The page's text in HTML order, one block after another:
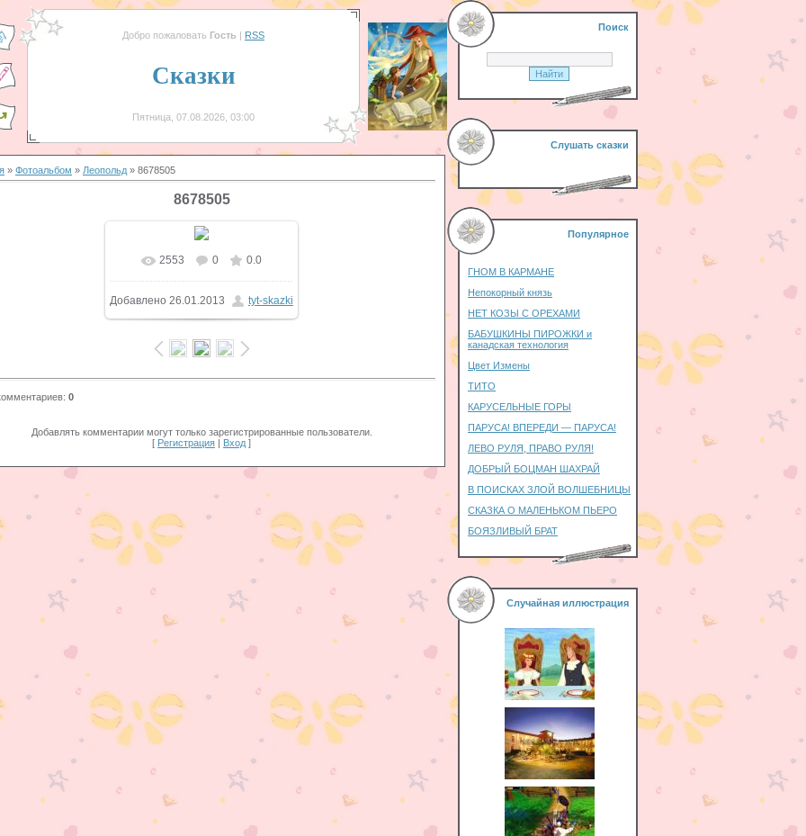
Добро пожаловать Гость | RSS
Сказки
Пятница, 07.08.2026, 03:00
» Фотоальбом » Леопольд » 8678505
8678505
В реальном размере
720x576/ 64.8Kb
2553 0 0.0
Добавлено 26.01.2013 tyt-skazki
: 0
Добавлять комментарии могут только зарегистрированные пользователи.
[ Регистрация | Вход ]
Поиск
Слушать сказки
Популярное
ГНОМ В КАРМАНЕ
Непокорный князь
НЕТ КОЗЫ С ОРЕХАМИ
БАБУШКИНЫ ПИРОЖКИ и
канадская технология
Цвет Измены
ТИТО
КАРУСЕЛЬНЫЕ ГОРЫ
ПАРУСА! ВПЕРЕДИ — ПАРУСА!
ЛЕВО РУЛЯ, ПРАВО РУЛЯ!
ДОБРЫЙ БОЦМАН ШАХРАЙ
В ПОИСКАХ ЗЛОЙ ВОЛШЕБНИЦЫ
СКАЗКА О МАЛЕНЬКОМ ПЬЕРО
БОЯЗЛИВЫЙ БРАТ
Случайная иллюстрация